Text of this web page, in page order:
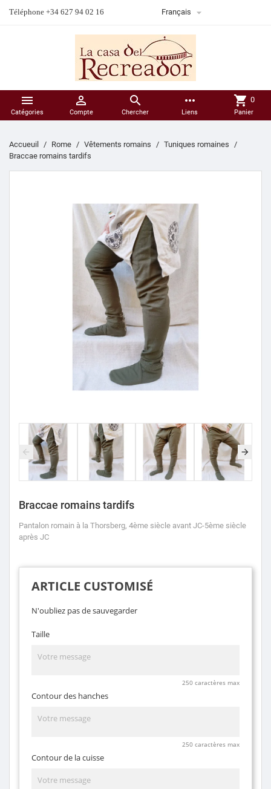
Téléphone +34 627 94 02 16 Français 

Catégories

Compte

Chercher
more_horiz
Liens
shopping_cart 0
Panier
Accueuil Rome Vêtements romains
Tuniques romaines
Braccae romains tardifs
Braccae romains tardifs
Pantalon romain à la Thorsberg, 4ème siècle avant JC-5ème siècle
après JC
ARTICLE CUSTOMISÉ
N'oubliez pas de sauvegarder
Taille
250 caractères max
Contour des hanches
250 caractères max
Contour de la cuisse